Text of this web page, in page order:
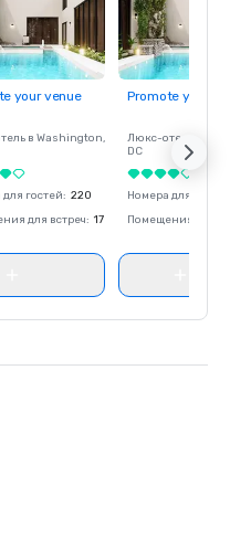
your venue
в Washington,
гостей: 220
для встреч: 17
Promote your
Люкс-отель в
DC
Номера для гостей
Помещения для